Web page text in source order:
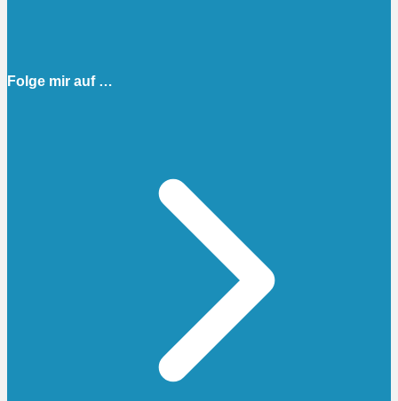
Folge mir auf …